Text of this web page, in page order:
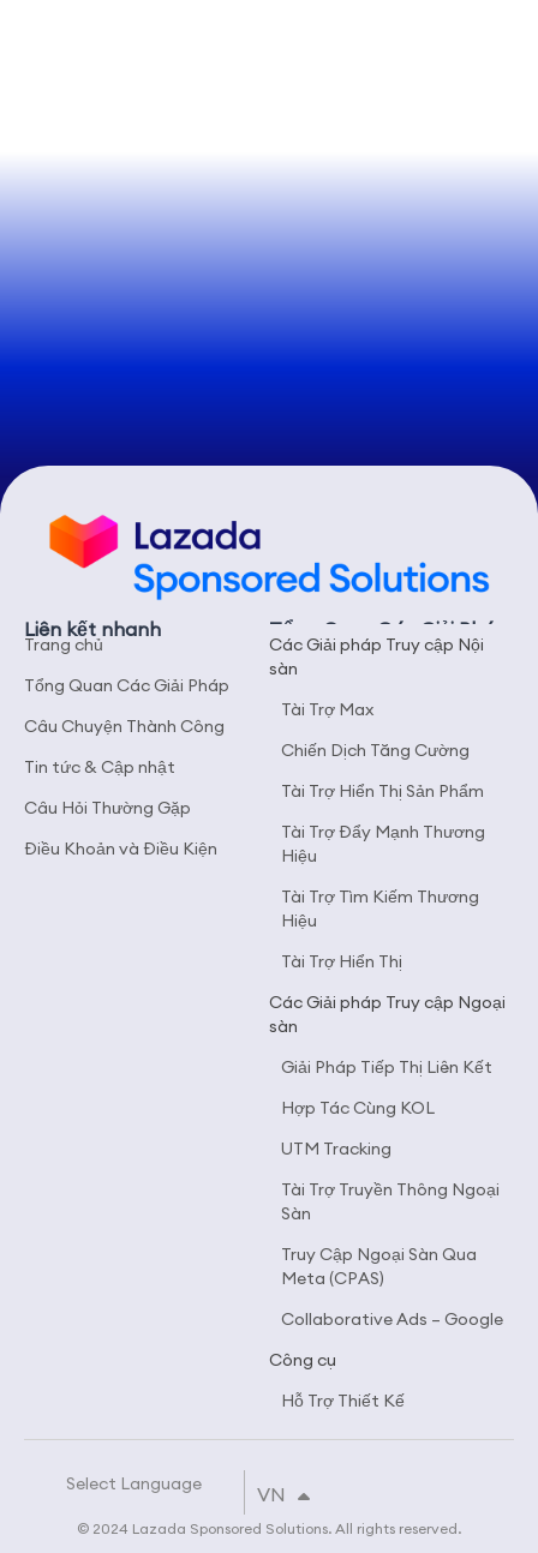
Liên kết nhanh
Trang chủ
Tổng Quan Các Giải Pháp
Câu Chuyện Thành Công
Tin tức & Cập nhật
Câu Hỏi Thường Gặp
Điều Khoản và Điều Kiện
Tổng Quan Các Giải Pháp
Các Giải pháp Truy cập Nội
sàn
Tài Trợ Max
Chiến Dịch Tăng Cường
Tài Trợ Hiển Thị Sản Phẩm
Tài Trợ Đẩy Mạnh Thương
Hiệu
Tài Trợ Tìm Kiếm Thương
Hiệu
Tài Trợ Hiển Thị
Các Giải pháp Truy cập Ngoại
sàn
Giải Pháp Tiếp Thị Liên Kết
Hợp Tác Cùng KOL
UTM Tracking
Tài Trợ Truyền Thông Ngoại
Sàn
Truy Cập Ngoại Sàn Qua
Meta (CPAS)
Collaborative Ads – Google
Công cụ
Hỗ Trợ Thiết Kế
© 2024 Lazada Sponsored Solutions. All rights reserved.
Select Language VN
EN
TH